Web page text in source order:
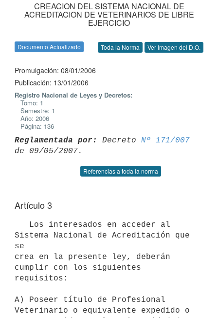
CREACION DEL SISTEMA NACIONAL DE
ACREDITACION DE VETERINARIOS DE LIBRE
EJERCICIO
Documento Actualizado Toda la Norma Ver Imagen del D.O.
Promulgación: 08/01/2006
Publicación: 13/01/2006
Registro Nacional de Leyes y Decretos:
Tomo: 1
Semestre: 1
Año: 2006
Página: 136
Reglamentada por: Decreto Nº 171/007
Referencias a toda la norma
Artículo 3
Sistema Nacional de Acreditación que
se
crea en la presente ley, deberán
cumplir con los siguientes
requisitos:
A) Poseer título de Profesional
Veterinario o equivalente expedido o